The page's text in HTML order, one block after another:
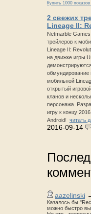
Купить 1000
2 свежих
Lineage II:
Netmarble
трейлеров к
Lineage II:
на движке игры
мобильной
открытый
кланов и
персонажа.
игру к концу
Android! читать
2016-09-14
aazelinski
Казалось бы
можно быстро